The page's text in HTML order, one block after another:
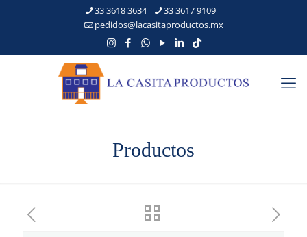
33 3618 3634
33 3617 9109
pedidos@lacasitaproductos.mx
Productos